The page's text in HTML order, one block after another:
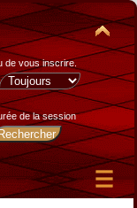
de vous inscrire.
de la session